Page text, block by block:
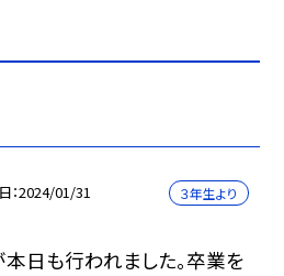
2024/01/31 ３年生より
日も行われました。卒業を